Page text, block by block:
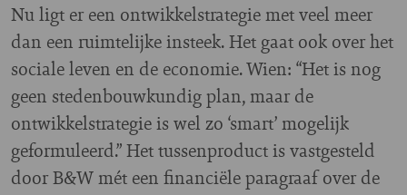
Nu ligt er een ontwikkelstrategie met veel meer
dan een ruimtelijke insteek. Het gaat ook over het
sociale leven en de economie. Wien: “Het is nog
geen stedenbouwkundig plan, maar de
ontwikkelstrategie is wel zo ‘smart’ mogelijk
geformuleerd.” Het tussenproduct is vastgesteld
door B&W mét een financiële paragraaf over de